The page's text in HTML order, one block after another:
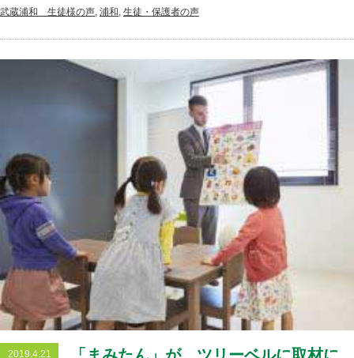
武蔵浦和＿生徒様の声 浦和 生徒・保護者の声
2019.4.21